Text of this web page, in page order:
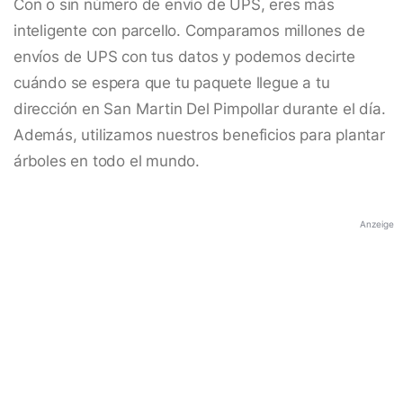
Con o sin número de envío de UPS, eres más
inteligente con parcello. Comparamos millones de
envíos de UPS con tus datos y podemos decirte
cuándo se espera que tu paquete llegue a tu
dirección en San Martin Del Pimpollar durante el día.
Además, utilizamos nuestros beneficios para plantar
árboles en todo el mundo.
Anzeige